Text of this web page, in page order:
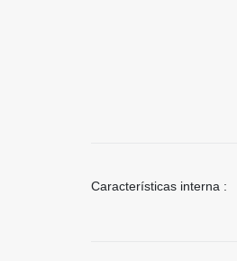
Características interna :